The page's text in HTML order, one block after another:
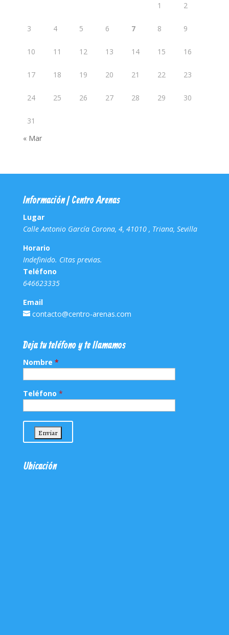
1 2
3 4 5 6 7 8 9
10 11 12 13 14 15 16
17 18 19 20 21 22 23
24 25 26 27 28 29 30
31
« Mar
Información | Centro Arenas
Lugar
Calle Antonio García Corona, 4, 41010 , Triana, Sevilla
Horario
Indefinido. Citas previas.
Teléfono
646623335
Email
contacto@centro-arenas.com
Deja tu teléfono y te llamamos
Nombre *
Teléfono *
Ubicación